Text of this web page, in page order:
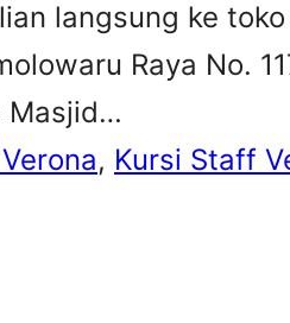
langsung ke
Raya No.
Masjid…
, Kursi Staff